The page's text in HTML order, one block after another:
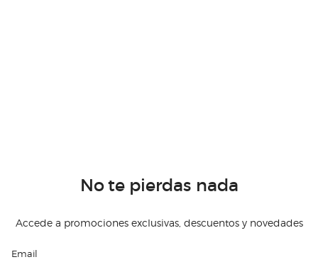
No te pierdas nada
Accede a promociones exclusivas, descuentos y novedades
Email